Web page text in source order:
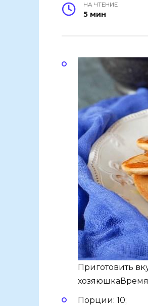
НА ЧТЕНИЕ
5 мин
Приготовить
хозяюшкаВремя
Порции: 10;